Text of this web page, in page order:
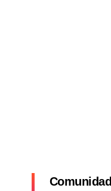
Comunidad